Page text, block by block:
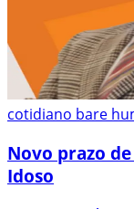
cotidiano bare
Novo prazo
Idoso